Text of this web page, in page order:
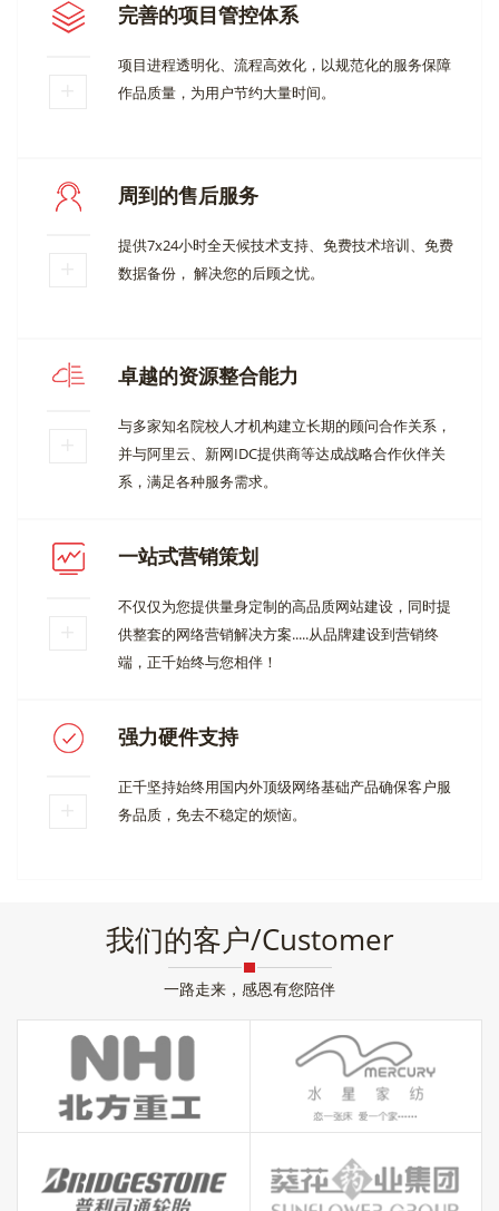
完善的项目管控体系
项目进程透明化、流程高效化，以规范化的服务保障
作品质量，为用户节约大量时间。
周到的售后服务
提供7x24小时全天候技术支持、免费技术培训、免费
数据备份， 解决您的后顾之忧。
卓越的资源整合能力
与多家知名院校人才机构建立长期的顾问合作关系，
并与阿里云、新网IDC提供商等达成战略合作伙伴关
系，满足各种服务需求。
一站式营销策划
不仅仅为您提供量身定制的高品质网站建设，同时提
供整套的网络营销解决方案.....从品牌建设到营销终
端，正千始终与您相伴！
强力硬件支持
正千坚持始终用国内外顶级网络基础产品确保客户服
务品质，免去不稳定的烦恼。
我们的客户/Customer
一路走来，感恩有您陪伴